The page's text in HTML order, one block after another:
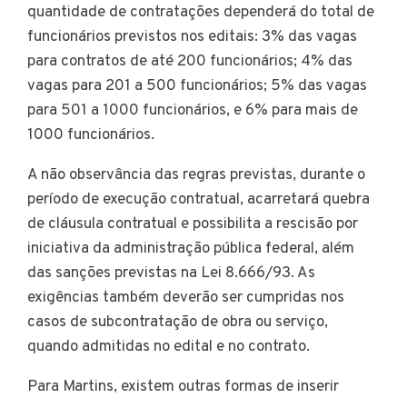
quantidade de contratações dependerá do total de
funcionários previstos nos editais: 3% das vagas
para contratos de até 200 funcionários; 4% das
vagas para 201 a 500 funcionários; 5% das vagas
para 501 a 1000 funcionários, e 6% para mais de
1000 funcionários.
A não observância das regras previstas, durante o
período de execução contratual, acarretará quebra
de cláusula contratual e possibilita a rescisão por
iniciativa da administração pública federal, além
das sanções previstas na Lei 8.666/93. As
exigências também deverão ser cumpridas nos
casos de subcontratação de obra ou serviço,
quando admitidas no edital e no contrato.
Para Martins, existem outras formas de inserir